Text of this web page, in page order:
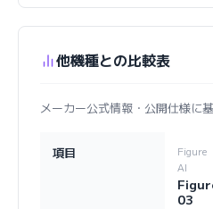
他機種との比較表
メーカー公式情報・公開仕様に
項目
Figure
AI
03